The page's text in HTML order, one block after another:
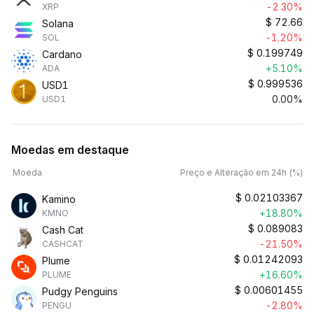
XRP
-2.30%
Solana
SOL
$ 72.66
-1.20%
Cardano
ADA
$ 0.199749
+5.10%
USD1
USD1
$ 0.999536
0.00%
Moedas em destaque
Moeda Preço e Alteração em 24h (%)
Kamino
KMNO
$ 0.02103367
+18.80%
Cash Cat
CASHCAT
$ 0.089083
-21.50%
Plume
PLUME
$ 0.01242093
+16.60%
Pudgy Penguins
PENGU
$ 0.00601455
-2.80%